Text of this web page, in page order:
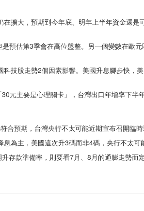
擴大，預期到今年底、明年上半年資金還
預估第3季會在高位盤整。另一個變數在歐
技股走勢2個因素影響。美國升息腳步快，
元主要是心理關卡」，台灣出口年增率下
預期，台灣央行不太可能近期宣布召開臨時
為主，美國這次升3碼而非4碼，央行不太可
存款準備率，則要看7月、8月的通膨走勢而定